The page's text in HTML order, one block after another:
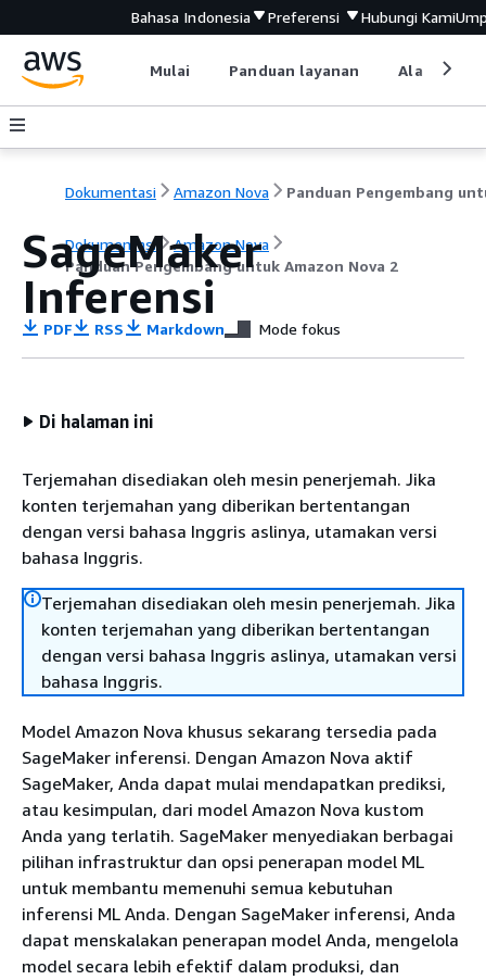
Bahasa Indonesia Preferensi Hubungi Kami
Mulai Panduan layanan Alat
Dokumentasi Amazon Nova
Dokumentasi
Amazon Nova
Panduan Pengembang untuk Amazon Nova 2
SageMaker
Inferensi
PDF RSS Markdown Mode fokus
Di halaman ini
Terjemahan disediakan oleh mesin penerjemah. Jika
konten terjemahan yang diberikan bertentangan
dengan versi bahasa Inggris aslinya, utamakan versi
bahasa Inggris.
Terjemahan disediakan oleh mesin penerjemah. Jika
konten terjemahan yang diberikan bertentangan
dengan versi bahasa Inggris aslinya, utamakan versi
bahasa Inggris.
Model Amazon Nova khusus sekarang tersedia pada
SageMaker inferensi. Dengan Amazon Nova aktif
SageMaker, Anda dapat mulai mendapatkan prediksi,
atau kesimpulan, dari model Amazon Nova kustom
Anda yang terlatih. SageMaker menyediakan berbagai
pilihan infrastruktur dan opsi penerapan model ML
untuk membantu memenuhi semua kebutuhan
inferensi ML Anda. Dengan SageMaker inferensi, Anda
dapat menskalakan penerapan model Anda, mengelola
model secara lebih efektif dalam produksi, dan